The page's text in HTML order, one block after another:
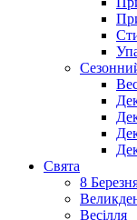
Свята
8
Весілля